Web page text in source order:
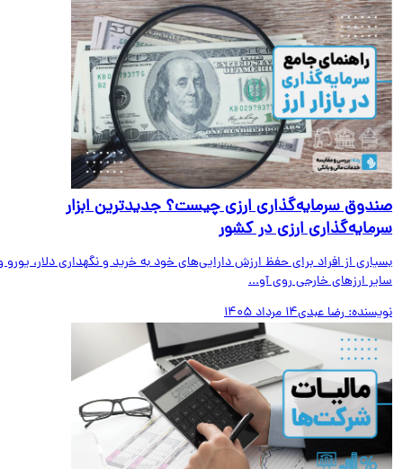
سرمایه‌گذاری ارزی چیست؟ جدیدترین ابزار
ارزی در کشور
از افراد برای حفظ ارزش دارایی‌های خود به خرید و نگهداری دلار، یورو و
ارزهای خارجی روی آو...
رضا عبدی14 مرداد 1405